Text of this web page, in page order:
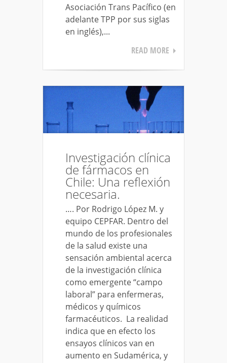
Asociación Trans Pacífico (en
adelante TPP por sus siglas
en inglés),...
READ MORE
Investigación clínica
de fármacos en
Chile: Una reflexión
necesaria.
…. Por Rodrigo López M. y
equipo CEPFAR. Dentro del
mundo de los profesionales
de la salud existe una
sensación ambiental acerca
de la investigación clínica
como emergente “campo
laboral” para enfermeras,
médicos y químicos
farmacéuticos. La realidad
indica que en efecto los
ensayos clínicos van en
aumento en Sudamérica, y